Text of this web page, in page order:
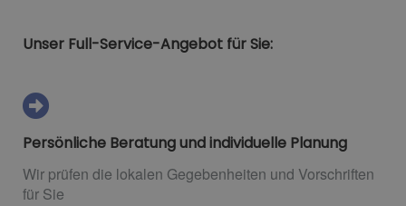
Unser Full-Service-Angebot für Sie:
Persönliche Beratung und individuelle Planung
Wir prüfen die lokalen Gegebenheiten und Vorschriften
für Sie